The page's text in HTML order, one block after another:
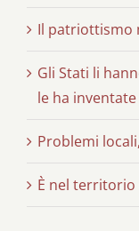
Il patriottismo
Gli Stati li
le ha
Problemi
È nel territorio